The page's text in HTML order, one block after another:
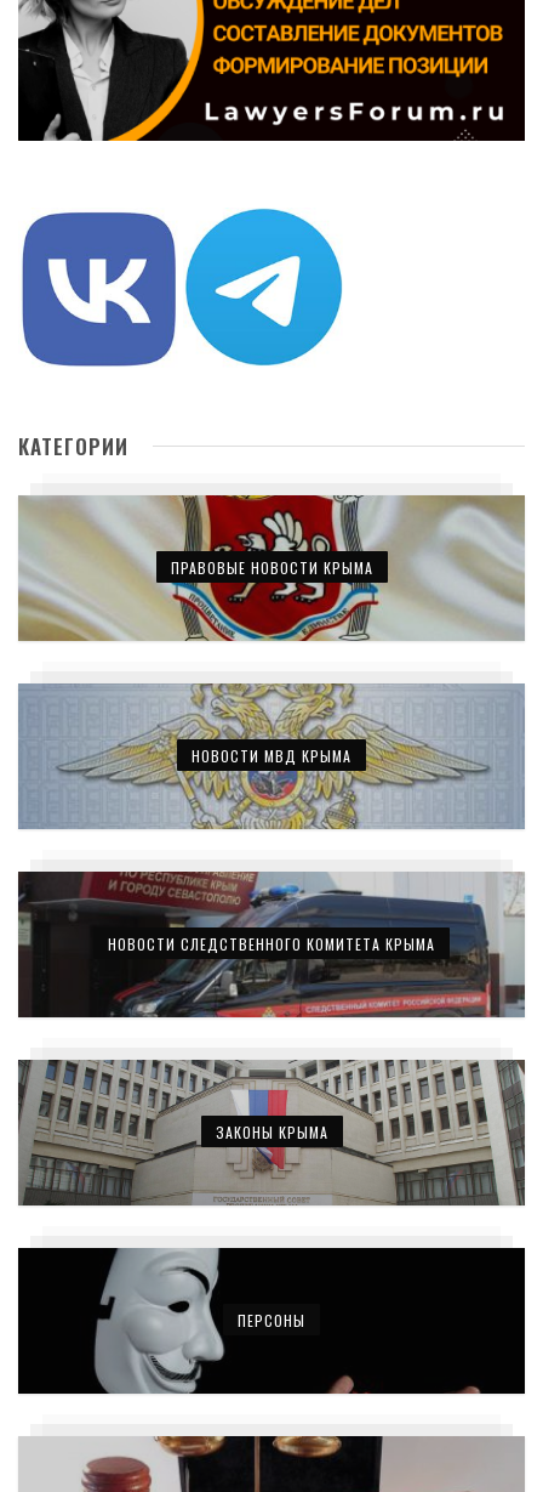
КАТЕГОРИИ
ПРАВОВЫЕ НОВОСТИ КРЫМА
НОВОСТИ МВД КРЫМА
НОВОСТИ СЛЕДСТВЕННОГО КОМИТЕТА КРЫМА
ЗАКОНЫ КРЫМА
ПЕРСОНЫ